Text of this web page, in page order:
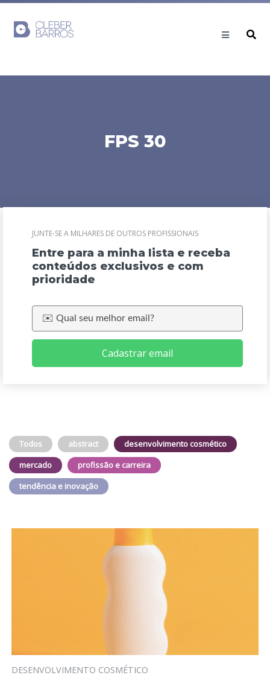
FPS 30
JUNTE-SE A MILHARES DE OUTROS PROFISSIONAIS
Entre para a minha lista e receba
conteúdos exclusivos e com
prioridade
Cadastrar email
Todos abstract
desenvolvimento cosmético
mercado
profissão e carreira
tendência e inovação
DESENVOLVIMENTO COSMÉTICO